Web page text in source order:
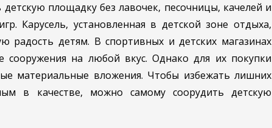
детскую площадку без лавочек, песочницы, качелей и
Карусель, установленная в детской зоне отдыха,
радость детям. В спортивных и детских магазинах
сооружения на любой вкус. Однако для их покупки
материальные вложения. Чтобы избежать лишних
в качестве, можно самому соорудить детскую